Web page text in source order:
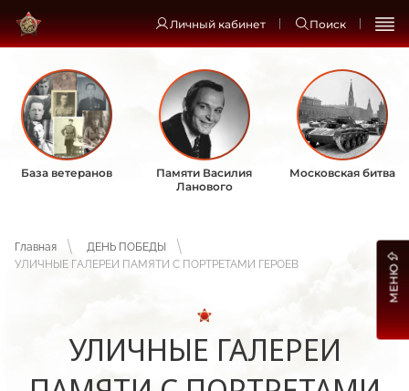
Личный кабинет Поиск
База ветеранов
Памяти Василия
Ланового
Московская битва
Главная
ДЕНЬ ПОБЕДЫ
УЛИЧНЫЕ ГАЛЕРЕИ ПАМЯТИ С ПОРТРЕТАМИ ГЕРОЕВ
УЛИЧНЫЕ ГАЛЕРЕИ
МЕНЮ